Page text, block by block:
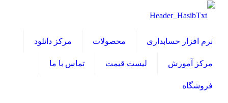
نرم افزار حسابداری محصولات مرکز دانلود
مرکز آموزش لیست قیمت تماس با ما
فروشگاه